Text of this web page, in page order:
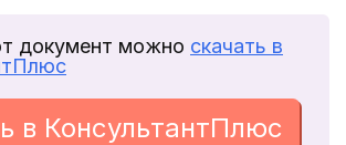
документ можно скачать в
в КонсультантПлюс